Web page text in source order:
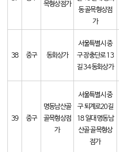
목형상점가
동 골목형상점
가
38 중구 동화상가
서울특별시 중
구 장충단로 13
길 34 동화상가
39 중구
명동남산골
골목형상점
가
서울특별시 중
구 퇴계로20길
18 일대 명동남
산골 골목형상
점가